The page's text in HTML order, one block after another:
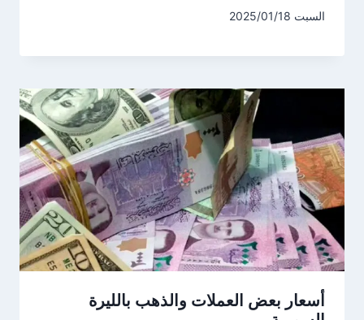
السبت 2025/01/18
أسعار بعض العملات والذهب بالليرة